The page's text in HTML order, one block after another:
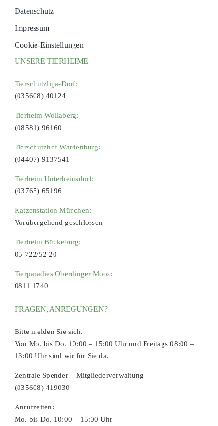
Datenschutz
Impressum
Cookie-Einstellungen
UNSERE TIERHEIME
Tierschutzliga-Dorf:
(035608) 40124
Tierheim Wollaberg:
(08581) 96160
Tierschutzhof Wardenburg:
(04407) 9137541
Tierheim Unterheinsdorf:
(03765) 65196
Katzenstation München:
Vorübergehend geschlossen
Tierheim Bückeburg:
05 722/52 20
Tierparadies Oberdinger Moos:
0811 1740
FRAGEN, ANREGUNGEN?
Bitte melden Sie sich.
Von Mo. bis Do. 10:00 – 15:00 Uhr und Freitags 08:00 –
13:00 Uhr sind wir für Sie da.
Zentrale Spender – Mitgliederverwaltung
(035608) 419030
Anrufzeiten:
Mo. bis Do. 10:00 – 15:00 Uhr